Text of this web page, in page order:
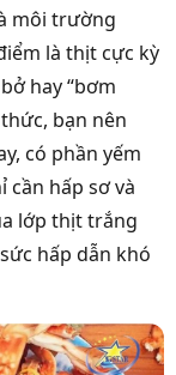
môi trường
là thịt cực kỳ
hay “bơm
bạn nên
có phần yếm
cần hấp sơ và
lớp thịt trắng
hấp dẫn khó